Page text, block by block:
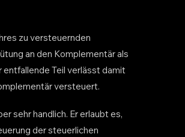
zu versteuernden
an den Komplementär als
entfallende Teil verlässt damit
versteuert.
sehr handlich. Er erlaubt es,
der steuerlichen